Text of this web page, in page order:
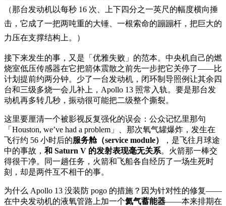
（那台发动机以每秒 16 次、上下四分之一英尺的幅度横向捶
击，它成了一把两吨重的大锤、一根索命的蹦蹦杆，把巨大的
力压在支撑结构上。）
接下来发生的事，又是「优雅失败」的范本。中央机自己的燃
烧室低压传感器在它把箭体震散之前先一步把它关停了——比
计划提前约两分钟。少了一台发动机，闭环制导照例让其余四
台和三级多烧一会儿补上，Apollo 13 照常入轨。要是那台发
动机再多转几秒，振动很可能把二级整个撕裂。
这里要厘清一个被影视反复强化的误会：公众记忆里那句
「Houston, we’ve had a problem」、那次氧气罐爆炸，发生在
飞行约 56 小时后的服务舱（service module）
，是飞往月球途
中的事故， 和 Saturn V 的发射表现毫无关系。火箭那一棒交
得很干净。同一趟任务，火箭和飞船各自经历了一场生死时
刻，却是两件互不相干的事。
为什么 Apollo 13 没装防 pogo 的措施？因为针对性的修复——
在中央发动机的液氧管路上加一个氦气蓄能器——本来排期在